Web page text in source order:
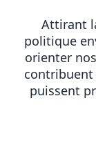
Attirant
politique
orienter
contribuent
puissent